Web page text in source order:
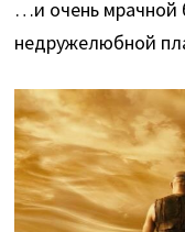
…и очень мрачной
недружелюбной